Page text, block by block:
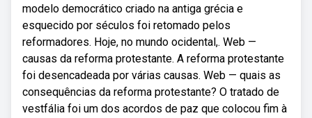
modelo democrático criado na antiga grécia e
esquecido por séculos foi retomado pelos
reformadores. Hoje, no mundo ocidental,. Web —
causas da reforma protestante. A reforma protestante
foi desencadeada por várias causas. Web — quais as
consequências da reforma protestante? O tratado de
vestfália foi um dos acordos de paz que colocou fim à